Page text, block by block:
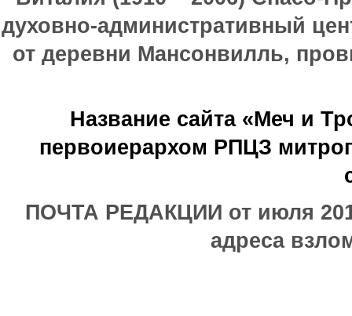
духовно-административный
от деревни Мансонвилль,
Название сайта «Меч и
первоиерархом РПЦЗ
ПОЧТА РЕДАКЦИИ от июля
адреса